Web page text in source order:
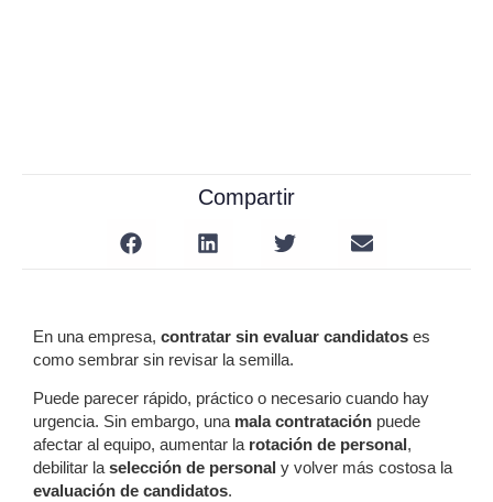
Compartir
En una empresa, contratar sin evaluar candidatos es
como sembrar sin revisar la semilla.
Puede parecer rápido, práctico o necesario cuando hay
urgencia. Sin embargo, una mala contratación puede
afectar al equipo, aumentar la rotación de personal,
debilitar la selección de personal y volver más costosa la
evaluación de candidatos.